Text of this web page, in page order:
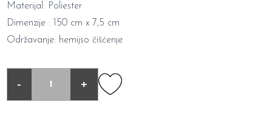
Materijal: Poliester
Dimenzije : 150 cm x 7,5 cm
Održavanje: hemijso čišćenje
- +